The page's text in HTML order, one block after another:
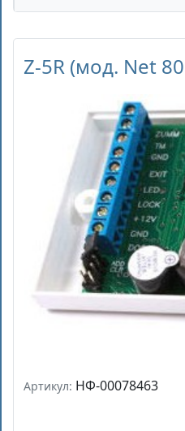
Z-5R (мод. Net
Артикул: НФ-00078463